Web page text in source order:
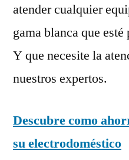
atender cualquier
gama blanca que
Y que necesite la
nuestros expertos.
Descubre como
su electrodoméstico